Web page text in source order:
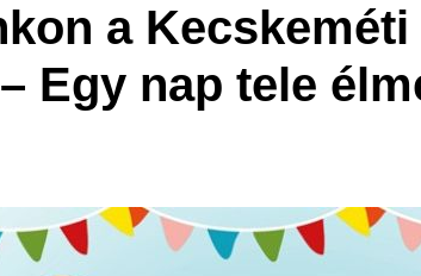
a Kecskeméti
Egy nap tele